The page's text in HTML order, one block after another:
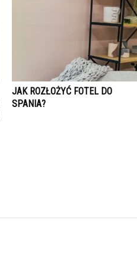
JAK ROZŁOŻYĆ FOTEL DO
SPANIA?